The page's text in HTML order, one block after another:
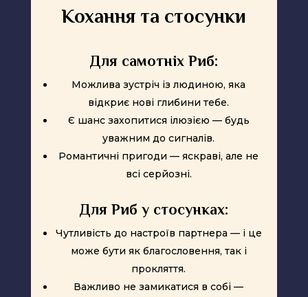
Кохання та стосунки
Для самотніх Риб:
Можлива зустріч із людиною, яка
відкриє нові глибини тебе.
Є шанс захопитися ілюзією — будь
уважним до сигналів.
Романтичні пригоди — яскраві, але не
всі серйозні.
Для Риб у стосунках:
Чутливість до настроїв партнера — і це
може бути як благословення, так і
прокляття.
Важливо не замикатися в собі —